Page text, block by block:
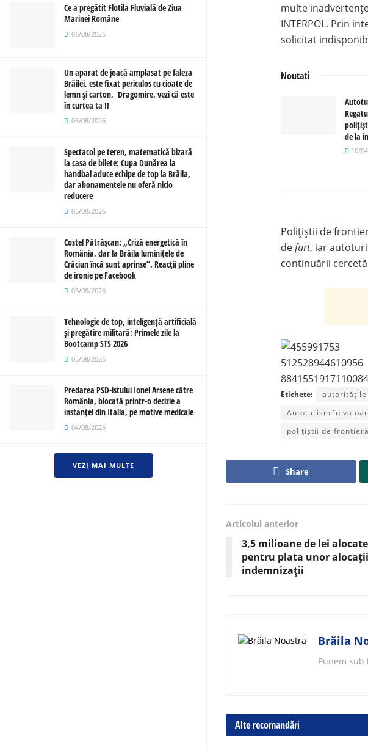
Ce a pregătit Flotila Fluvială de Ziua
Marinei Române
06/08/2026
Un aparat de joacă amplasat pe faleza
Brăilei, este fixat periculos cu cioate de
lemn și carton, Dragomire, vezi că este
în curtea ta !!
06/08/2026
Spectacol pe teren, matematică bizară
la casa de bilete: Cupa Dunărea la
handbal aduce echipe de top la Brăila,
dar abonamentele nu oferă nicio
reducere
05/08/2026
Costel Pătrășcan: „Criză energetică în
România, dar la Brăila luminițele de
Crăciun încă sunt aprinse”. Reacții pline
de ironie pe Facebook
05/08/2026
Tehnologie de top, inteligență artificială
și pregătire militară: Primele zile la
Bootcamp STS 2026
05/08/2026
Predarea PSD-istului Ionel Arsene către
România, blocată printr-o decizie a
instanței din Italia, pe motive medicale
04/08/2026
VEZI MAI MULTE
multe
INTERPOL. Prin
solicitat
Noutati
de la
10/
Poliţiştii de
defurt, iar
continuării
Etichete:
autorităţile
Autoturism în
polițiștii de frontieră
Share
Articolul anterior
3,5 milioane de lei alocate
pentru plata unor
indemnizații
Brăila
Punem
Alte recomandări